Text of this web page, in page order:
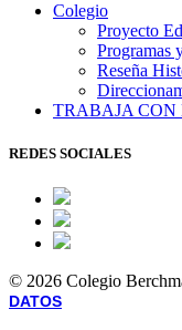
Colegio
Proyecto
Programas
Reseña
TRABAJA CON
REDES SOCIALES
© 2026 Colegio
DATOS